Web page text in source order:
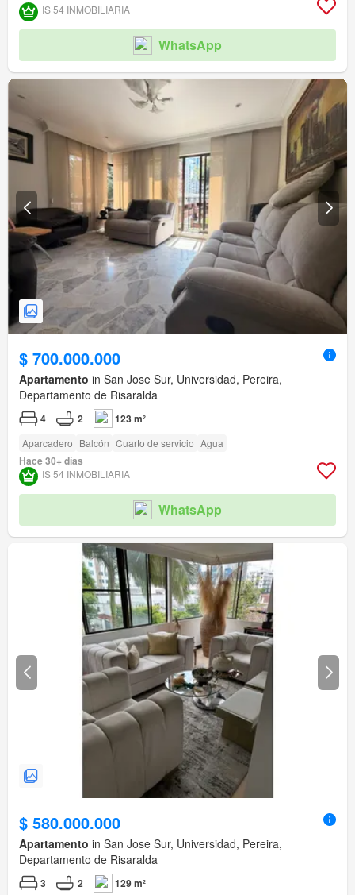
IS 54 INMOBILIARIA
WhatsApp
$ 700.000.000
Apartamento in San Jose Sur, Universidad, Pereira,
Departamento de Risaralda
4 2 123 m²
Aparcadero Balcón Cuarto de servicio Agua
Hace 30+ días
IS 54 INMOBILIARIA
WhatsApp
$ 580.000.000
Apartamento in San Jose Sur, Universidad, Pereira,
Departamento de Risaralda
3 2 129 m²